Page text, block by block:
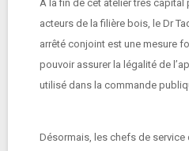
À la fin de cet atelier très
acteurs de la filière bois, le Dr
arrêté conjoint est une mesure
pouvoir assurer la légalité de
utilisé dans la commande
Désormais, les chefs de